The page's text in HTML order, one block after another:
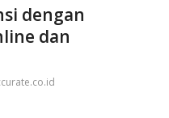
dengan
dan